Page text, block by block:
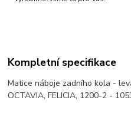
Kompletní specifikace
Matice náboje zadního kola -
OCTAVIA, FELICIA, 1200-2 -